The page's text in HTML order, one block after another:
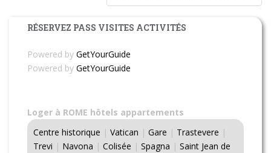
RÉSERVEZ PASS VISITES ACTIVITÉS
Powered by GetYourGuide
Powered by GetYourGuide
Loger à ROME hôtels appartements
Centre historique | Vatican | Gare | Trastevere |
Trevi | Navona | Colisée | Spagna | Saint Jean de